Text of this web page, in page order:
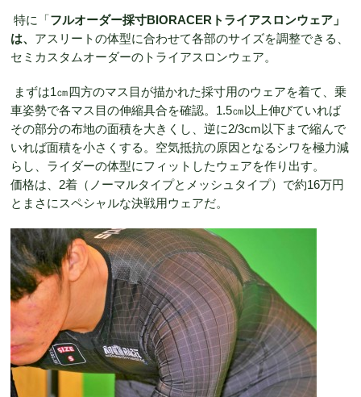
特に「フルオーダー採寸BIORACERトライアスロンウェア」
は、 アスリートの体型に合わせて各部のサイズを調整できる、
セミカスタムオーダーのトライアスロンウェア。
まずは1㎝四方のマス目が描かれた採寸用のウェアを着て、乗
車姿勢で各マス目の伸縮具合を確認。1.5㎝以上伸びていれば
その部分の布地の面積を大きくし、逆に2/3cm以下まで縮んで
いれば面積を小さくする。空気抵抗の原因となるシワを極力減
らし、ライダーの体型にフィットしたウェアを作り出す。
価格は、2着（ノーマルタイプとメッシュタイプ）で約16万円
とまさにスペシャルな決戦用ウェアだ。